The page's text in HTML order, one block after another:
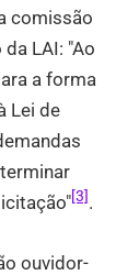
comissão
LAI: "Ao
a forma
Lei de
[3].
ouvidor-